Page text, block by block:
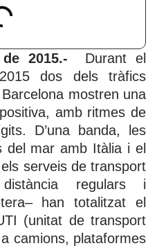
2015.- Durant el
dos dels tràfics
mostren una
amb ritmes de
D’una banda, les
del mar amb Itàlia i el
serveis de transport
regulars i
han totalitzat el
(unitat de transport
camions, plataformes